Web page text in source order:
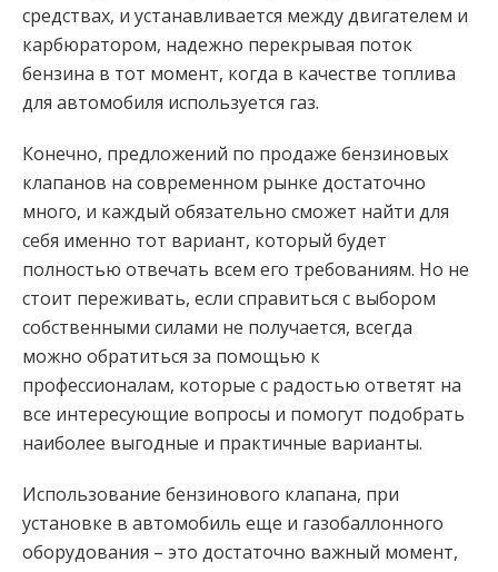
средствах, и устанавливается между двигателем и
карбюратором, надежно перекрывая поток
бензина в тот момент, когда в качестве топлива
для автомобиля используется газ.
Конечно, предложений по продаже бензиновых
клапанов на современном рынке достаточно
много, и каждый обязательно сможет найти для
себя именно тот вариант, который будет
полностью отвечать всем его требованиям. Но не
стоит переживать, если справиться с выбором
собственными силами не получается, всегда
можно обратиться за помощью к
профессионалам, которые с радостью ответят на
все интересующие вопросы и помогут подобрать
наиболее выгодные и практичные варианты.
Использование бензинового клапана, при
установке в автомобиль еще и газобаллонного
оборудования – это достаточно важный момент,